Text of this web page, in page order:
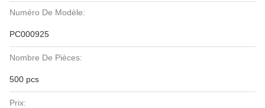
Numéro De Modèle:
PC000925
Nombre De Pièces:
500 pcs
Prix: